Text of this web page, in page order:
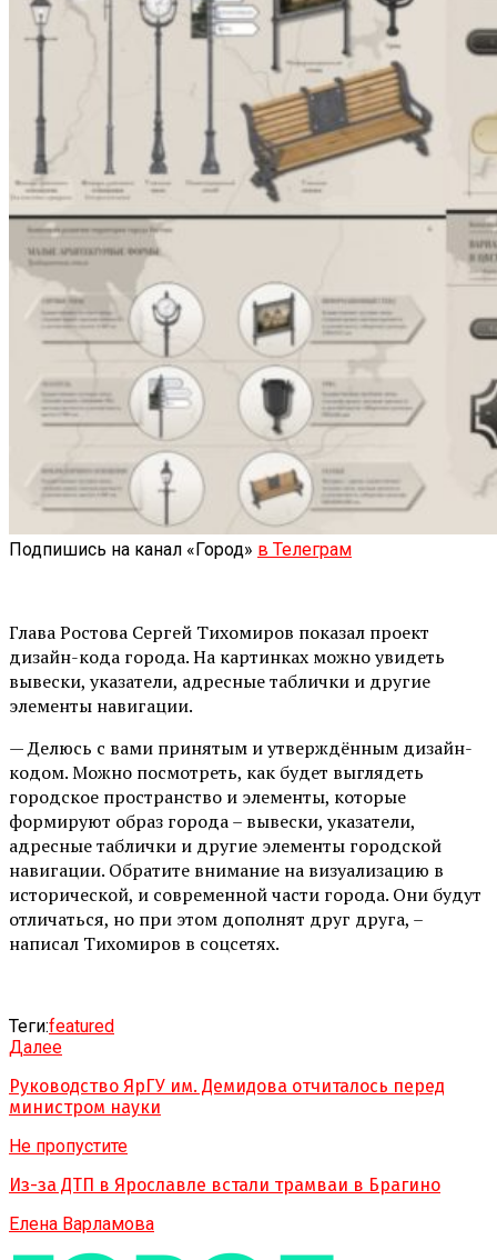
Подпишись на канал «Город» в Телеграм
Глава Ростова Сергей Тихомиров показал проект
дизайн-кода города. На картинках можно увидеть
вывески, указатели, адресные таблички и другие
элементы навигации.
— Делюсь с вами принятым и утверждённым дизайн-
кодом. Можно посмотреть, как будет выглядеть
городское пространство и элементы, которые
формируют образ города – вывески, указатели,
адресные таблички и другие элементы городской
навигации. Обратите внимание на визуализацию в
исторической, и современной части города. Они будут
отличаться, но при этом дополнят друг друга, –
написал Тихомиров в соцсетях.
Теги:featured
Далее
Руководство ЯрГУ им. Демидова отчиталось перед
министром науки
Не пропустите
Из-за ДТП в Ярославле встали трамваи в Брагино
Елена Варламова